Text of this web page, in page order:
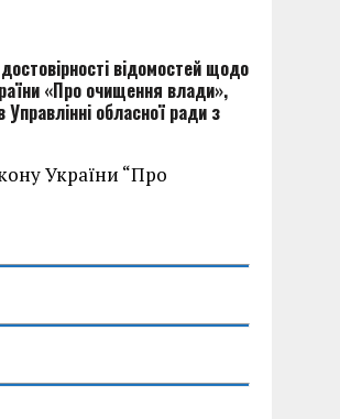
відомостей щодо
«Про очищення влади»,
обласної ради з
України “Про